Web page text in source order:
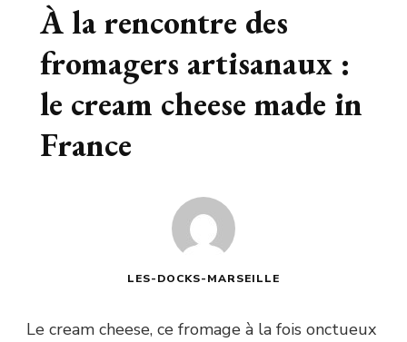
À la rencontre des
fromagers artisanaux :
le cream cheese made in
France
LES-DOCKS-MARSEILLE
Le cream cheese, ce fromage à la fois onctueux